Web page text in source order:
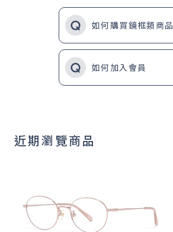
如何購買鏡框類商品
如何加入會員
近期瀏覽商品